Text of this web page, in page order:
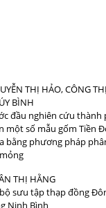
THỊ HẢO, CÔNG
BÌNH
đầu nghiên cứu thành
một số mẫu gốm Tiền
bằng phương pháp
THỊ HẰNG
sưu tập thạp đồng
Ninh Bình